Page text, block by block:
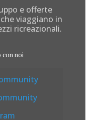
e offerte
viaggiano in
ricreazionali.
con noi